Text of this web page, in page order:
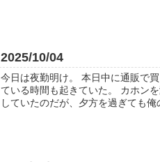
2025/10/04
今日は夜勤明け。 本日中に通販で
ている時間も起きていた。 カホン
していたのだが、夕方を過ぎても